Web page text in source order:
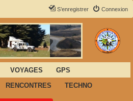
Connexion
S’enregistrer
VOYAGES
GPS
RENCONTRES TECHNO